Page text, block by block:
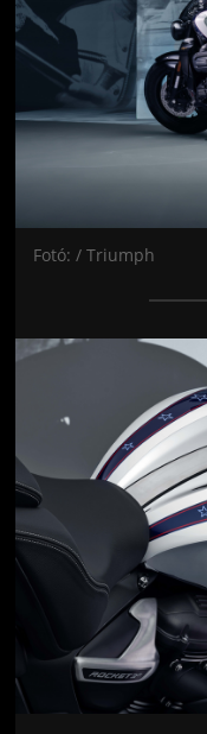
Fotó: / Triumph